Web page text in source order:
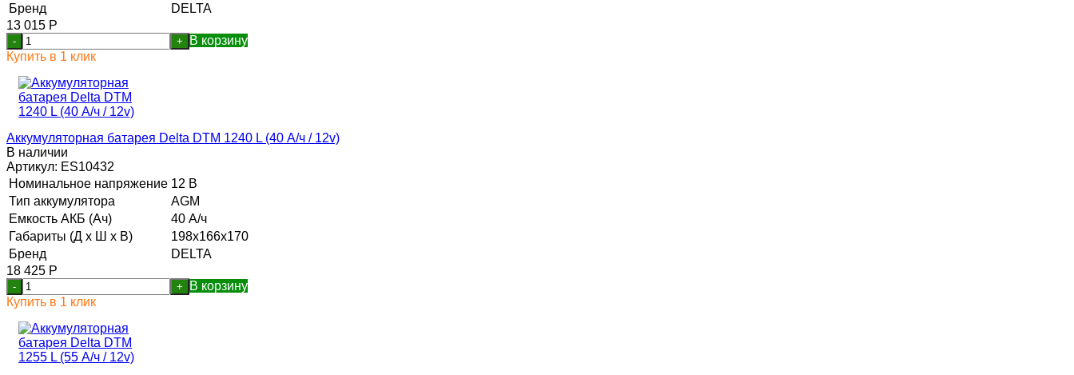
Бренд
DELTA
13 015 Р
- +
В корзину
Купить в 1 клик
Аккумуляторная батарея Delta DTM 1240 L (40 А/ч / 12v)
В наличии
Артикул: ES10432
Номинальное напряжение 12 В
Тип аккумулятора
AGM
Емкость АКБ (Ач)
40 А/ч
Габариты (Д х Ш х В)
198x166x170
Бренд
DELTA
18 425 Р
- +
В корзину
Купить в 1 клик